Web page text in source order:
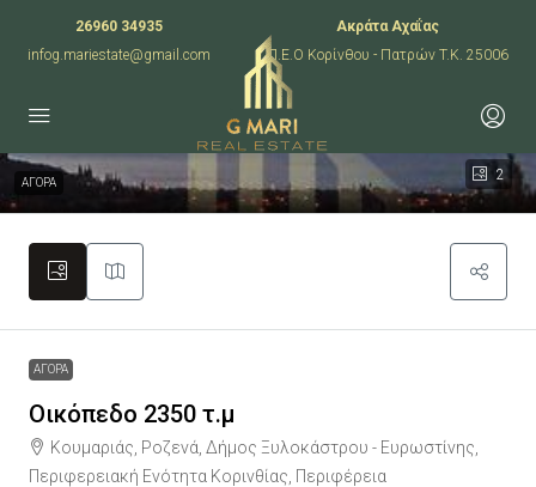
26960 34935
infog.mariestate@gmail.com
Ακράτα Αχαΐας
Π.Ε.Ο Κορίνθου - Πατρών T.K. 25006
2
ΑΓΟΡΑ
ΑΓΟΡΑ
Οικόπεδο 2350 τ.μ
Κουμαριάς, Ροζενά, Δήμος Ξυλοκάστρου - Ευρωστίνης,
Περιφερειακή Ενότητα Κορινθίας, Περιφέρεια